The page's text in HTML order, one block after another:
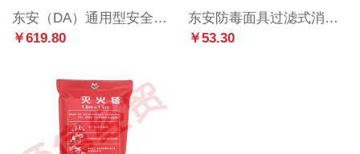
东安（DA）通用型安全绳 消防认证安全绳逃生绳直径16mm 火灾自救逃生绳消防登山绳救援绳定制30米/卷
￥619.80
东安防毒面具过滤式消防自救呼吸器火灾逃生面具防火防烟逃生面罩环保硅胶面罩方盒
￥53.30